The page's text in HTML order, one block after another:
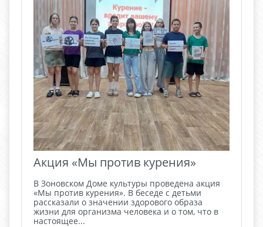
Акция «Мы против курения»
В Зоновском Доме культуры проведена акция
«Мы против курения». В беседе с детьми
рассказали о значении здорового образа
жизни для организма человека и о том, что в
настоящее...